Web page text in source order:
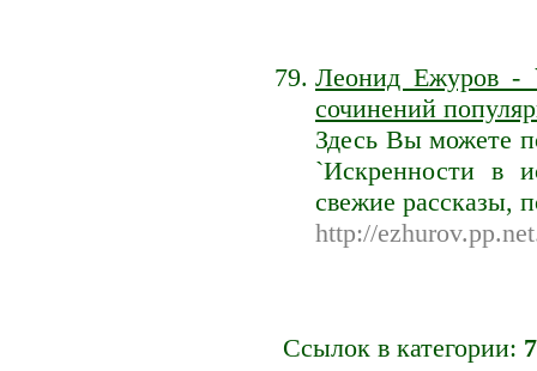
Леонид Ежуров -
сочинений
Здесь Вы можете
`Искренности в
свежие рассказы,
http://
Ссылок в категории: